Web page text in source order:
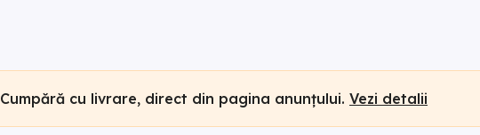
Cumpără cu livrare, direct din pagina anunțului. Vezi detalii